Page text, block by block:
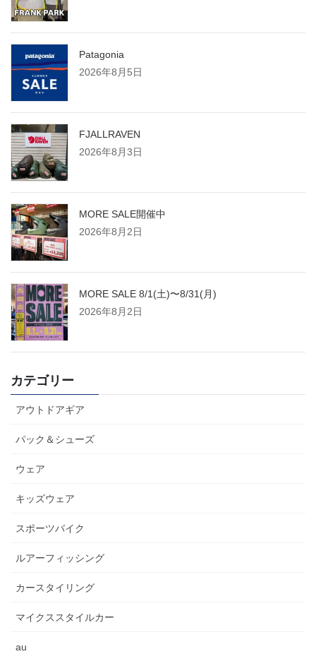
Patagonia
2026年8月5日
FJALLRAVEN
2026年8月3日
MORE SALE開催中
2026年8月2日
MORE SALE 8/1(土)〜8/31(月)
2026年8月2日
カテゴリー
アウトドアギア
パック＆シューズ
ウェア
キッズウェア
スポーツバイク
ルアーフィッシング
カースタイリング
マイクススタイルカー
au